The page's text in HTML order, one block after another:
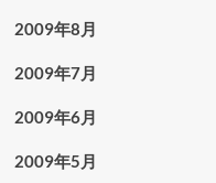
2009年8月
2009年7月
2009年6月
2009年5月